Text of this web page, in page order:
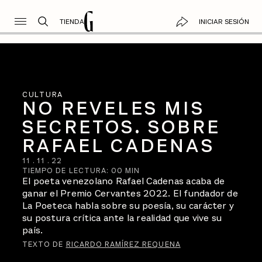
TIENDA INICIAR SESIÓN
CULTURA
NO REVELES MIS
SECRETOS. SOBRE
RAFAEL CADENAS
11 . 11 . 22
TIEMPO DE LECTURA: 00 MIN
El poeta venezolano Rafael Cadenas acaba de
ganar el Premio Cervantes 2022. El fundador de
La Poeteca habla sobre su poesía, su carácter y
su postura crítica ante la realidad que vive su
país.
TEXTO DE RICARDO RAMÍREZ REQUENA